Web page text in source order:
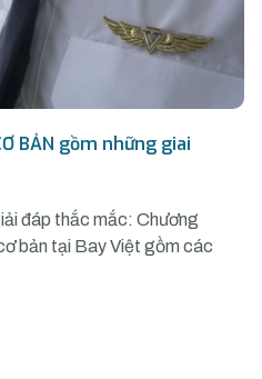
BẢN gồm những giai
đáp thắc mắc: Chương
bản tại Bay Việt gồm các